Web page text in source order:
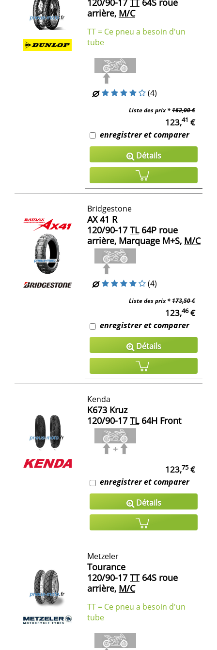
arrière, M/C
TT = Ce pneu a besoin d'un
tube
(4)
Liste des prix *162,00 €
123,41 €
enregistrer et comparer
Détails
Bridgestone
AX 41 R
120/90-17 TL64P roue
arrière, Marquage M+S, M/C
(4)
Liste des prix *173,50 €
123,46€
enregistrer et comparer
Détails
Kenda
K673 Kruz
120/90-17 TL64H Front
123,75€
enregistrer et comparer
Détails
Metzeler
Tourance
120/90-17 TT64S roue
arrière, M/C
TT = Ce pneu a besoin d'un
tube